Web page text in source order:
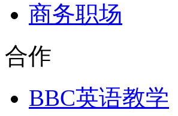
商务职场
合作
BBC英语教学